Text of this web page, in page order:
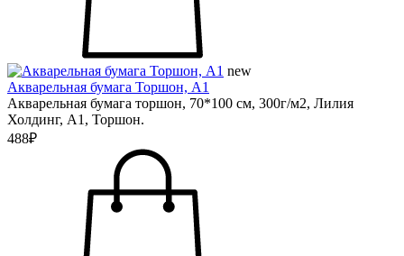
new
Акварельная бумага Торшон, А1
Акварельная бумага торшон, 70*100 см, 300г/м2, Лилия
Холдинг, А1, Торшон.
488₽